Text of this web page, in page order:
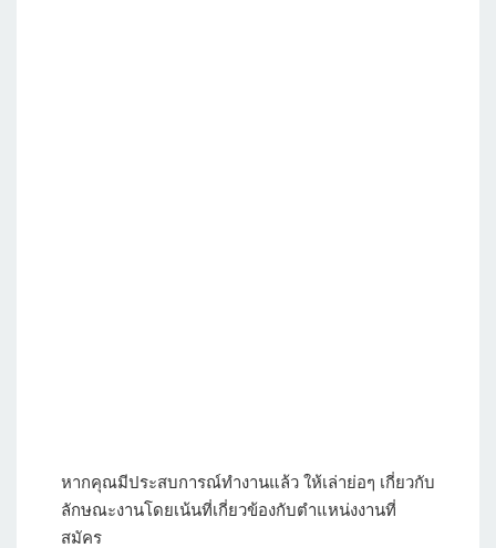
หากคุณมีประสบการณ์ทำงานแล้ว ให้เล่าย่อๆ เกี่ยวกับ
ลักษณะงานโดยเน้นที่เกี่ยวข้องกับตำแหน่งงานที่
สมัคร